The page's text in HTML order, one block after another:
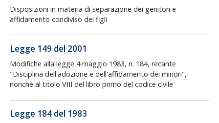
Disposizioni in materia di separazione dei genitori e
affidamento condiviso dei figli
Legge 149 del 2001
Modifiche alla legge 4 maggio 1983, n. 184, recante
"Disciplina dell'adozione e dell'affidamento dei minori",
nonchè al titolo VIII del libro primo del codice civile
Legge 184 del 1983